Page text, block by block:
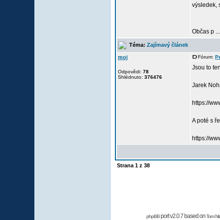
výsledek,
Občas p ...
Téma: Zajímavý článek
moi
Odpovědi: 78
Shlédnuto: 376476
Fórum:
Jsou to
Jarek
https://
A poté s
https://
Strana 1 z 38
phpBBport v2.0.7 based onTom